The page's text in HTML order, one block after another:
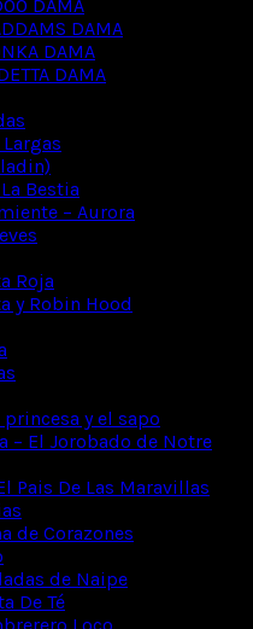
DAMA
DAMA
DAMA
DAMA
Bestia
– Aurora
Roja
y Robin Hood
princesa y el sapo
– El Jorobado de Notre
Pais De Las Maravillas
de Corazones
de Naipe
De Té